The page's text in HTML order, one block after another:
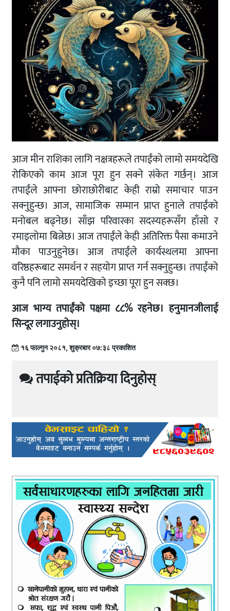
आज मीन राशिका लागि नक्षत्रहरूले तपाईंको लामो समयदेखि
रोकिएको काम आज पूरा हुन सक्ने संकेत गर्छन्। आज
तपाईंले आफ्ना छोराछोरीबाट केही राम्रो समाचार पाउन
सक्नुहुन्छ। आज, सामाजिक सम्मान प्राप्त हुनाले तपाईंको
मनोबल बढ्नेछ। साँझ परिवारका सदस्यहरूसँग हाँसो र
रमाइलोमा बित्नेछ। आज तपाईंले केही अतिरिक्त पैसा कमाउने
मौका पाउनुहुनेछ। आज तपाईंले कार्यस्थलमा आफ्ना
वरिष्ठहरूबाट समर्थन र सहयोग प्राप्त गर्न सक्नुहुन्छ। तपाईंको
कुनै पनि लामो समयदेखिको इच्छा पूरा हुन सक्छ।
आज भाग्य तपाईंको पक्षमा ८८% रहनेछ। हनुमानजीलाई
सिन्दूर लगाउनुहोस्।
१६ फाल्गुन २०८१, शुक्रबार ०७:३८ प्रकाशित
तपाईको प्रतिक्रिया दिनुहोस्